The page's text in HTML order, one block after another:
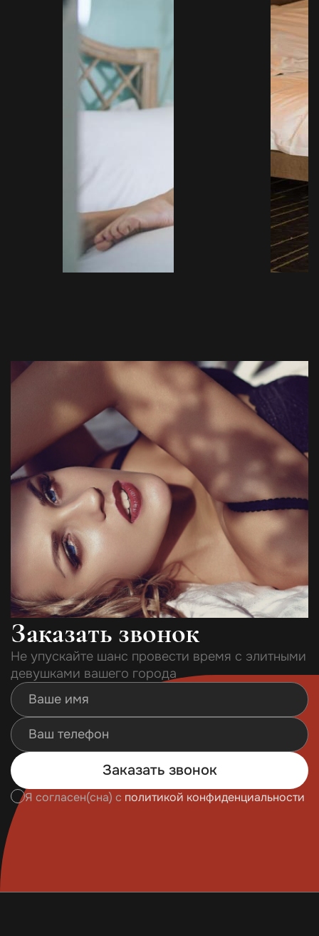
Заказать звонок
Не упускайте шанс провести время с элитными
девушками вашего города
Заказать звонок
Я согласен(сна) с политикой конфиденциальности